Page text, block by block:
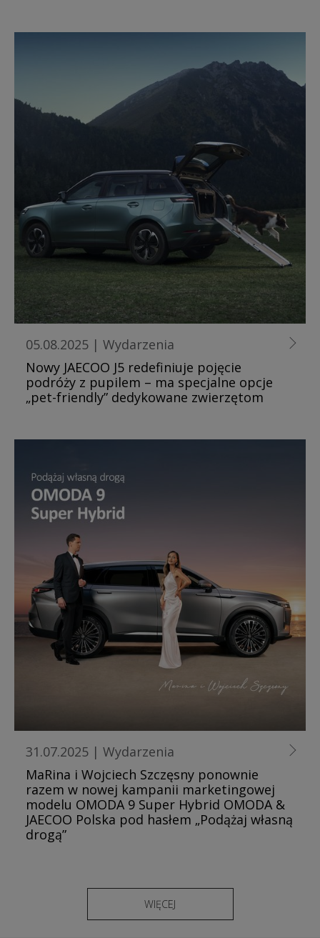
05.08.2025 | Wydarzenia
Nowy JAECOO J5 redefiniuje pojęcie
podróży z pupilem – ma specjalne opcje
„pet-friendly” dedykowane zwierzętom
31.07.2025 | Wydarzenia
MaRina i Wojciech Szczęsny ponownie
razem w nowej kampanii marketingowej
modelu OMODA 9 Super Hybrid OMODA &
JAECOO Polska pod hasłem „Podążaj własną
drogą”
WIĘCEJ